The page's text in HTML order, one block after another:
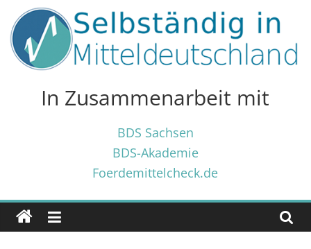
Inhalt
springen
Selbständig
Mitteldeutschland
Tricks
✓
für
In Zusammenarbeit mit
BDS Sachsen
BDS-Akademie
Foerdemittelcheck.de